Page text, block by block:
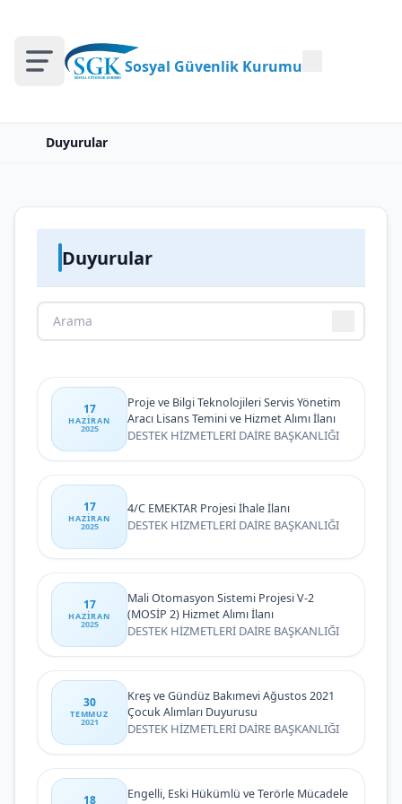
Sosyal Güvenlik Kurumu
Duyurular
Duyurular
17
HAZIRAN
2025
Proje ve Bilgi Teknolojileri Servis Yönetim
Aracı Lisans Temini ve Hizmet Alımı İlanı
DESTEK HİZMETLERİ DAİRE BAŞKANLIĞI
17
HAZIRAN
2025
4/C EMEKTAR Projesi İhale İlanı
DESTEK HİZMETLERİ DAİRE BAŞKANLIĞI
17
HAZIRAN
2025
Mali Otomasyon Sistemi Projesi V-2
(MOSİP 2) Hizmet Alımı İlanı
DESTEK HİZMETLERİ DAİRE BAŞKANLIĞI
30
TEMMUZ
2021
Kreş ve Gündüz Bakımevi Ağustos 2021
Çocuk Alımları Duyurusu
DESTEK HİZMETLERİ DAİRE BAŞKANLIĞI
18
Engelli, Eski Hükümlü ve Terörle Mücadele